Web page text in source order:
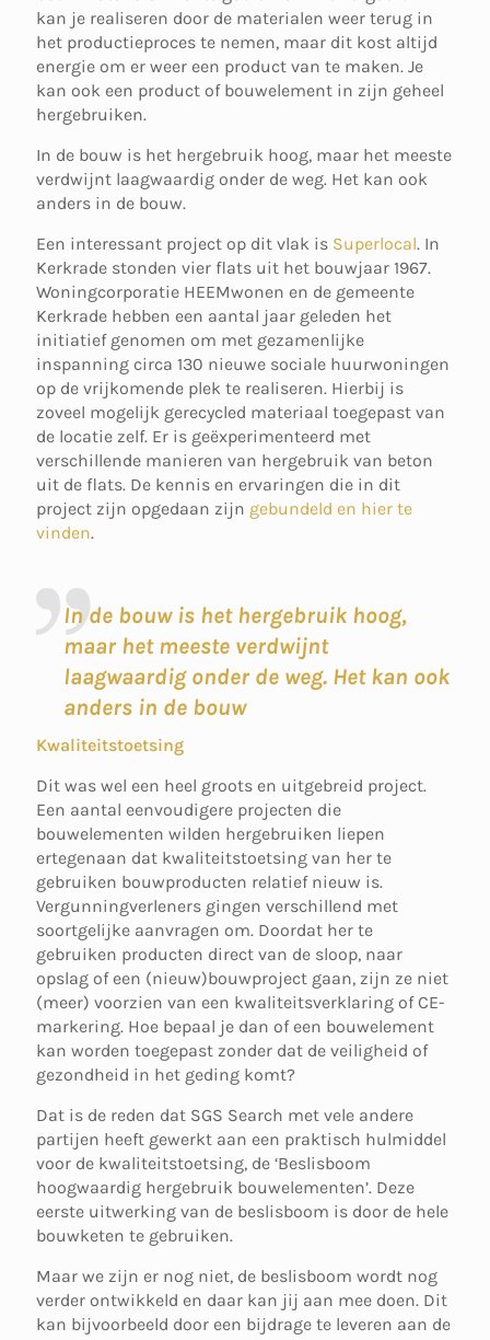
kan je realiseren door de materialen weer terug in
het productieproces te nemen, maar dit kost altijd
energie om er weer een product van te maken. Je
kan ook een product of bouwelement in zijn geheel
hergebruiken.
In de bouw is het hergebruik hoog, maar het meeste
verdwijnt laagwaardig onder de weg. Het kan ook
anders in de bouw.
Een interessant project op dit vlak is Superlocal. In
Kerkrade stonden vier flats uit het bouwjaar 1967.
Woningcorporatie HEEMwonen en de gemeente
Kerkrade hebben een aantal jaar geleden het
initiatief genomen om met gezamenlijke
inspanning circa 130 nieuwe sociale huurwoningen
op de vrijkomende plek te realiseren. Hierbij is
zoveel mogelijk gerecycled materiaal toegepast van
de locatie zelf. Er is geëxperimenteerd met
verschillende manieren van hergebruik van beton
uit de flats. De kennis en ervaringen die in dit
project zijn opgedaan zijn gebundeld en hier te
vinden.
In de bouw is het hergebruik hoog,
maar het meeste verdwijnt
laagwaardig onder de weg. Het kan ook
anders in de bouw
Kwaliteitstoetsing
Dit was wel een heel groots en uitgebreid project.
Een aantal eenvoudigere projecten die
bouwelementen wilden hergebruiken liepen
ertegenaan dat kwaliteitstoetsing van her te
gebruiken bouwproducten relatief nieuw is.
Vergunningverleners gingen verschillend met
soortgelijke aanvragen om. Doordat her te
gebruiken producten direct van de sloop, naar
opslag of een (nieuw)bouwproject gaan, zijn ze niet
(meer) voorzien van een kwaliteitsverklaring of CE-
markering. Hoe bepaal je dan of een bouwelement
kan worden toegepast zonder dat de veiligheid of
gezondheid in het geding komt?
Dat is de reden dat SGS Search met vele andere
partijen heeft gewerkt aan een praktisch hulmiddel
voor de kwaliteitstoetsing, de ‘Beslisboom
hoogwaardig hergebruik bouwelementen’. Deze
eerste uitwerking van de beslisboom is door de hele
bouwketen te gebruiken.
Maar we zijn er nog niet, de beslisboom wordt nog
verder ontwikkeld en daar kan jij aan mee doen. Dit
kan bijvoorbeeld door een bijdrage te leveren aan de